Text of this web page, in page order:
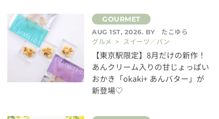
AUG 1ST, 2026. BY
たこゆら
グルメ > スイーツ／パン
【東京駅限定】8月だけの新作！
あんクリーム入りの甘じょっぱい
おかき「okaki+ あんバター」が
新登場♡